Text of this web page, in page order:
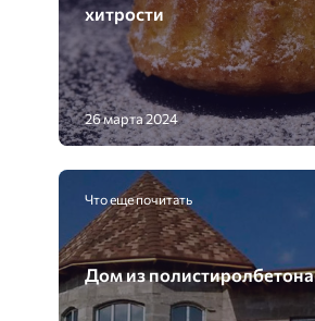
хитрости
26 марта 2024
Что еще почитать
Дом из полистиролбетона